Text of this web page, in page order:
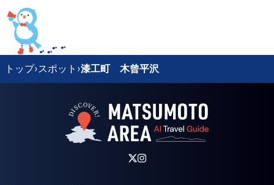
トップ›スポット ›漆工町 木曾平沢